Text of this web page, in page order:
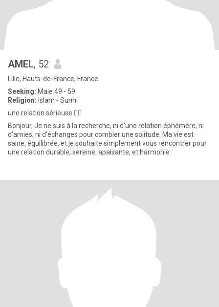
AMEL, 52
Lille, Hauts-de-France, France
Seeking: Male 49 - 59
Religion: Islam - Sunni
une relation sérieuse ☝🏻
Bonjour, Je ne suis à la recherche, ni d'une relation éphémère, ni
d'amies, ni d'échanges pour combler une solitude. Ma vie est
saine, équilibrée, et je souhaite simplement vous rencontrer pour
une relation durable, sereine, apaisante, et harmonie